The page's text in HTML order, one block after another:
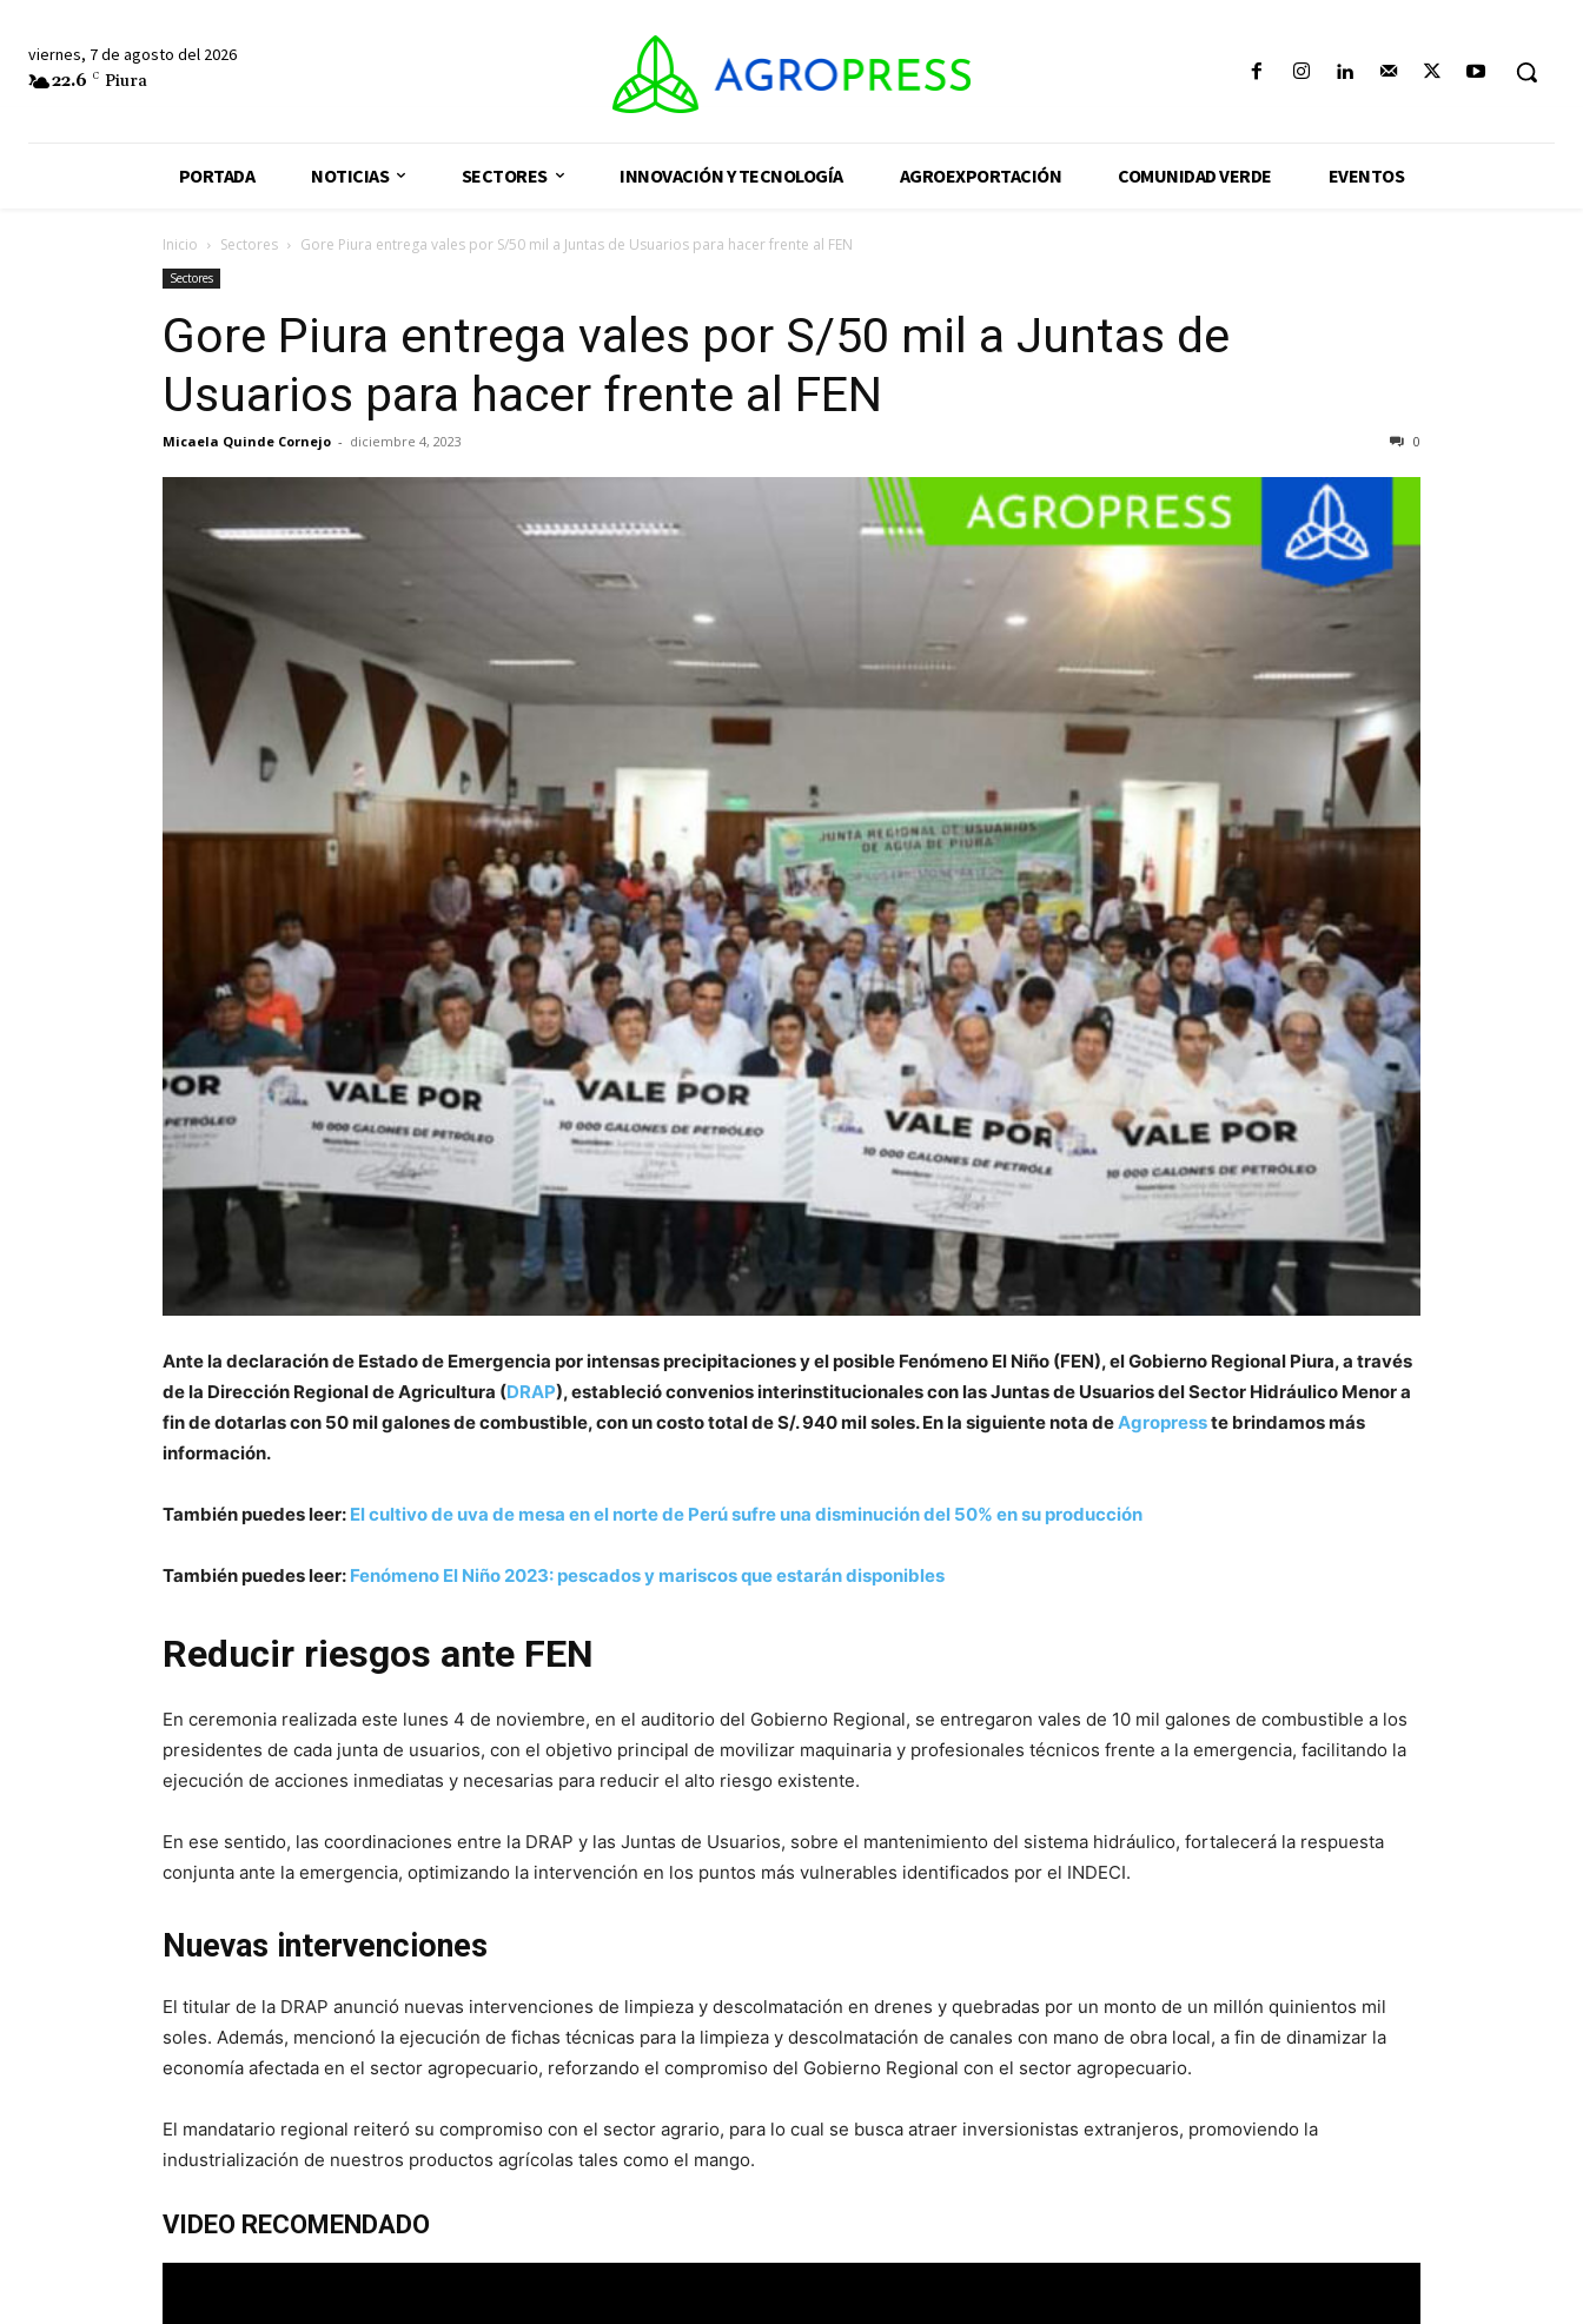
viernes, 7 de agosto del 2026
22.6 C Piura
PORTADA NOTICIAS SECTORES INNOVACIÓN Y TECNOLOGÍA AGROEXPORTACIÓN COMUNIDAD VERDE EVENTOS
Inicio Sectores Gore Piura entrega vales por S/50 mil a Juntas de Usuarios para hacer frente al FEN
Sectores
Gore Piura entrega vales por S/50 mil a Juntas de
Usuarios para hacer frente al FEN
Micaela Quinde Cornejo - diciembre 4, 2023 0
Ante la declaración de Estado de Emergencia por intensas precipitaciones y el posible Fenómeno El Niño (FEN), el Gobierno Regional Piura, a través
de la Dirección Regional de Agricultura (DRAP), estableció convenios interinstitucionales con las Juntas de Usuarios del Sector Hidráulico Menor a
fin de dotarlas con 50 mil galones de combustible, con un costo total de S/. 940 mil soles. En la siguiente nota deAgropresste brindamos más
información.
También puedes leer: El cultivo de uva de mesa en el norte de Perú sufre una disminución del 50% en su producción
También puedes leer: Fenómeno El Niño 2023: pescados y mariscos que estarán disponibles
Reducir riesgos ante FEN
En ceremonia realizada este lunes 4 de noviembre, en el auditorio del Gobierno Regional, se entregaron vales de 10 mil galones de combustible a los
presidentes de cada junta de usuarios, con el objetivo principal de movilizar maquinaria y profesionales técnicos frente a la emergencia, facilitando la
ejecución de acciones inmediatas y necesarias para reducir el alto riesgo existente.
En ese sentido, las coordinaciones entre la DRAP y las Juntas de Usuarios, sobre el mantenimiento del sistema hidráulico, fortalecerá la respuesta
conjunta ante la emergencia, optimizando la intervención en los puntos más vulnerables identificados por el INDECI.
Nuevas intervenciones
El titular de la DRAP anunció nuevas intervenciones de limpieza y descolmatación en drenes y quebradas por un monto de un millón quinientos mil
soles. Además, mencionó la ejecución de fichas técnicas para la limpieza y descolmatación de canales con mano de obra local, a fin de dinamizar la
economía afectada en el sector agropecuario, reforzando el compromiso del Gobierno Regional con el sector agropecuario.
El mandatario regional reiteró su compromiso con el sector agrario, para lo cual se busca atraer inversionistas extranjeros, promoviendo la
industrialización de nuestros productos agrícolas tales como el mango.
VIDEO RECOMENDADO